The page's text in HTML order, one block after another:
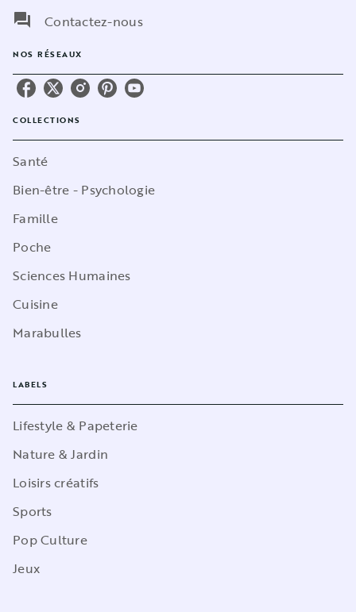
question_answer
Contactez-nous
NOS RÉSEAUX
COLLECTIONS
Santé
Bien-être - Psychologie
Famille
Poche
Sciences Humaines
Cuisine
Marabulles
LABELS
Lifestyle & Papeterie
Nature & Jardin
Loisirs créatifs
Sports
Pop Culture
Jeux